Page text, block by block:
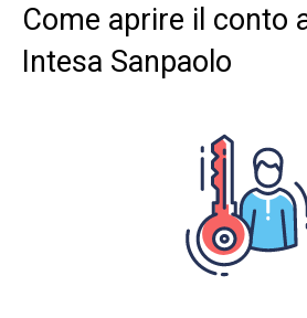
Come aprire il conto
Intesa Sanpaolo